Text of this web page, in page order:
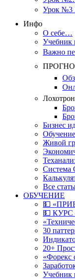
Урок №3
Инфо
О себе…
Учебник
Важно
Бизнес
Живой
Система
Все
ОБУЧЕНИЕ
💵
💵
30
20+
«Форекс